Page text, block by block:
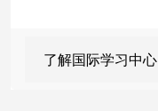
了解国际学习中心